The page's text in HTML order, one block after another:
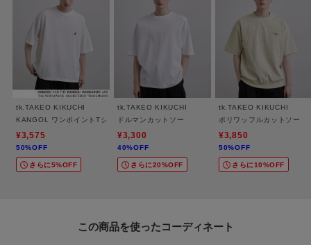
03サイズ（L）：170～180cm
04サイズ（XL）：175～185cm
※標準体型を基にした目安になります
－ BRAND CONCEPT －
時代を超えて支持されるトラディショナルなアイテムをベースに、アソビ心
とストリートの自由な発想を取り入れ、日本独自のミックススタイルを提案
します。
tk.TAKEO KIKUCHI
KANGOL ワンポイントTシャツ
¥3,575
50%OFF
さらに5%OFF
tk.TAKEO KIKUCHI
ドルマンカットソー
¥3,300
40%OFF
さらに20%OFF
tk.TAKEO KIKUCHI
ポリワッフルカットソー
¥3,850
50%OFF
さらに10%OFF
この商品を使った